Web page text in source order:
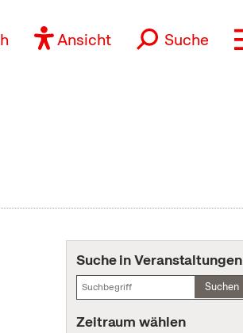
Ansicht Suche
Suche in Veranstaltungen
Suchen
Zeitraum wählen